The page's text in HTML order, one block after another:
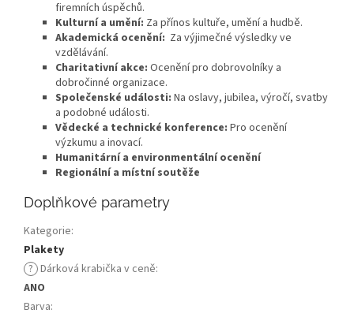
firemních úspěchů.
Kulturní a umění: Za přínos kultuře, umění a hudbě.
Akademická ocenění: Za výjimečné výsledky ve
vzdělávání.
Charitativní akce: Ocenění pro dobrovolníky a
dobročinné organizace.
Společenské události: Na oslavy, jubilea, výročí, svatby
a podobné události.
Vědecké a technické konference: Pro ocenění
výzkumu a inovací.
Humanitární a environmentální ocenění
Regionální a místní soutěže
Doplňkové parametry
Kategorie:
Plakety
? Dárková krabička v ceně:
ANO
Barva: